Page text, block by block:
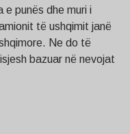
punës dhe muri i
të ushqimit janë
Ne do të
bazuar në nevojat